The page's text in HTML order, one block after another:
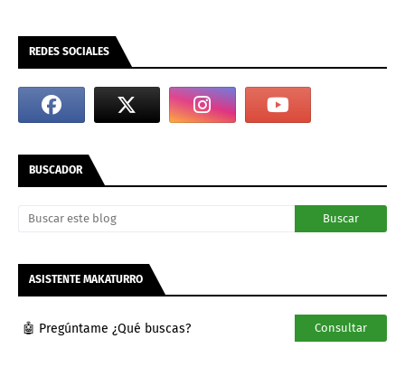
REDES SOCIALES
BUSCADOR
ASISTENTE MAKATURRO
🤖 Pregúntame ¿Qué buscas? Consultar